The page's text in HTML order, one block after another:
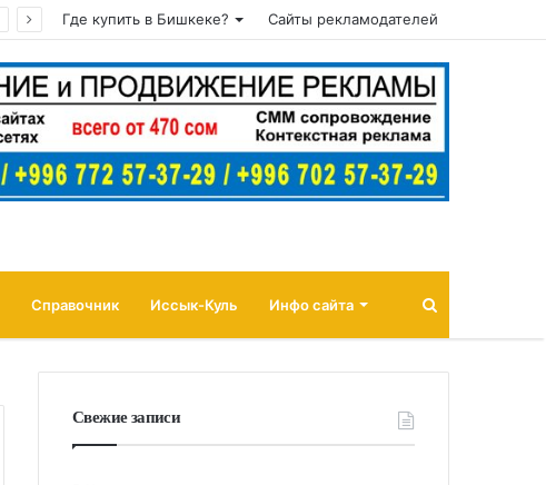
Где купить в Бишкеке? Сайты рекламодателей
Справочник Иссык-Куль Инфо сайта
Свежие записи